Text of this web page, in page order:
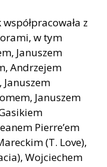
z
w tym
Januszem
Andrzejem
Januszem
Pierre’em
(T. Love),
Wojciechem